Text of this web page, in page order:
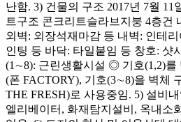
난함. 3) 건물의 구조 2017년 7월 11
트구조 콘크리트슬라브지붕 4층건
외벽: 외장석재마감 등 내벽: 인테
인팅 등 바닥: 타일붙임 등 창호: 샷
(1∼8): 근린생활시설 ◎ 기호(1,2)를
(폰 FACTORY), 기호(3∼8)을 벽체
THE FRESH)로 사용중임. 5) 설비
엘리베이터, 화재탐지설비, 옥내소